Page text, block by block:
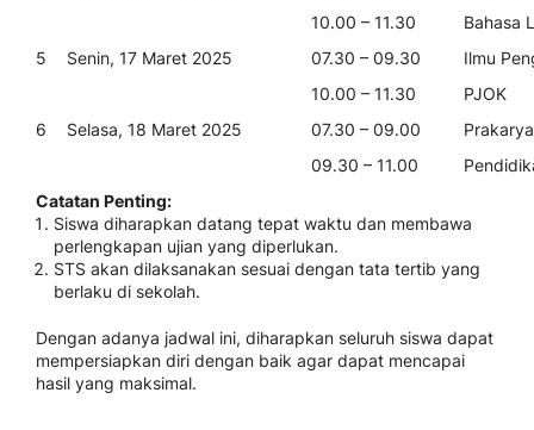
10.00 – 11.30
Bahasa
5
Senin, 17 Maret 2025 07.30 – 09.30
Ilmu
10.00 – 11.30
PJOK
6
Selasa, 18 Maret 2025 07.30 – 09.00
Prakarya
09.30 – 11.00
Catatan Penting:
Siswa diharapkan datang tepat waktu dan membawa
perlengkapan ujian yang diperlukan.
STS akan dilaksanakan sesuai dengan tata tertib yang
berlaku di sekolah.
Dengan adanya jadwal ini, diharapkan seluruh siswa dapat
mempersiapkan diri dengan baik agar dapat mencapai
hasil yang maksimal.